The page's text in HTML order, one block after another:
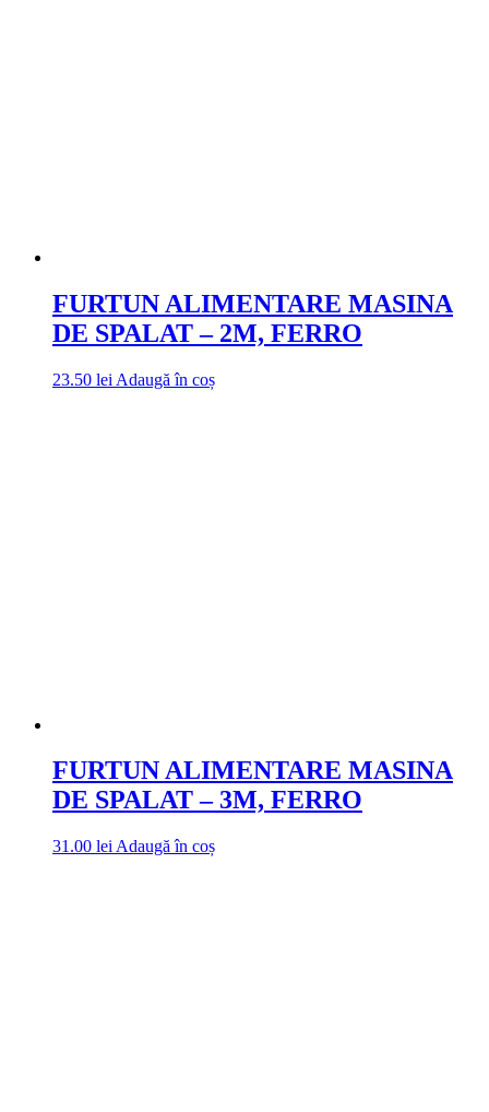
FURTUN ALIMENTARE MASINA
DE SPALAT – 2M, FERRO
23.50 lei Adaugă în coș
FURTUN ALIMENTARE MASINA
DE SPALAT – 3M, FERRO
31.00 lei Adaugă în coș